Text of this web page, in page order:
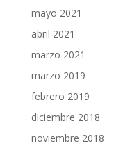
mayo 2021
abril 2021
marzo 2021
marzo 2019
febrero 2019
diciembre 2018
noviembre 2018